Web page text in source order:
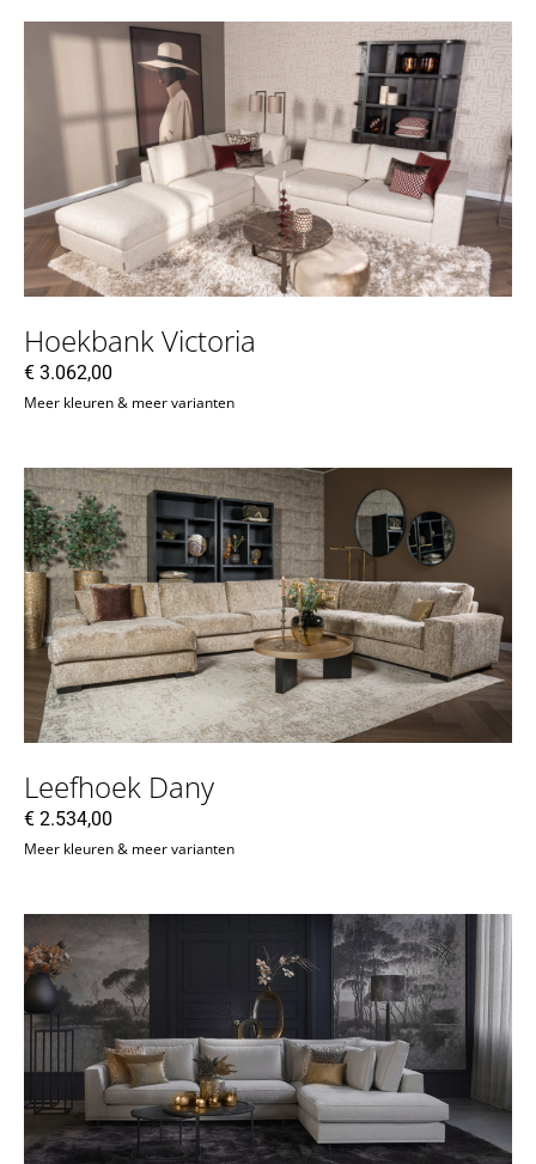
Hoekbank Victoria
€ 3.062,00
Meer kleuren & meer varianten
Leefhoek Dany
€ 2.534,00
Meer kleuren & meer varianten